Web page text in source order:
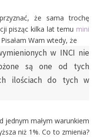
że sama trochę
pisząc kilka lat temu mini
Pisałam Wam wtedy, że
w INCI nie
są one od tych
ilościach do tych w
jednym małym warunkiem
niż 1%. Co to zmienia?